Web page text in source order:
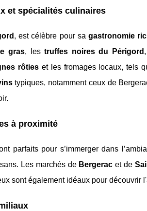
et spécialités culinaires
, est célèbre pour sa gastronomie
gras, lestruffes noires du Périgord
rôties et les fromages locaux, tels
typiques, notamment ceux de
à proximité
parfaits pour s’immerger dans
Les marchés de Bergerac et de
sont également idéaux pour découvrir